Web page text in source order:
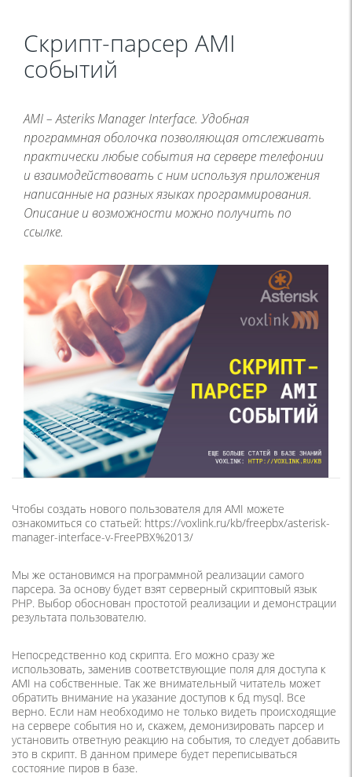
Скрипт-парсер AMI
событий
AMI – Asteriks Manager Interface. Удобная
программная оболочка позволяющая отслеживать
практически любые события на сервере телефонии
и взаимодействовать с ним используя приложения
написанные на разных языках программирования.
Описание и возможности можно получить по
ссылке.
Чтобы создать нового пользователя для AMI можете
ознакомиться со статьей: https://voxlink.ru/kb/freepbx/asterisk-
manager-interface-v-FreePBX%2013/
Мы же остановимся на программной реализации самого
парсера. За основу будет взят серверный скриптовый язык
PHP. Выбор обоснован простотой реализации и демонстрации
результата пользователю.
Непосредственно код скрипта. Его можно сразу же
использовать, заменив соответствующие поля для доступа к
AMI на собственные. Так же внимательный читатель может
обратить внимание на указание доступов к бд mysql. Все
верно. Если нам необходимо не только видеть происходящие
на сервере события но и, скажем, демонизировать парсер и
установить ответную реакцию на события, то следует добавить
это в скрипт. В данном примере будет переписываться
состояние пиров в базе.